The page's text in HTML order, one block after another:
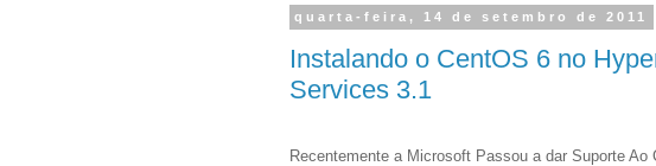
quarta-feira, 14 de setembro de 2011
Instalando o CentOS 6 no
Services 3.1
Recentemente a Microsoft Passou a dar Suporte